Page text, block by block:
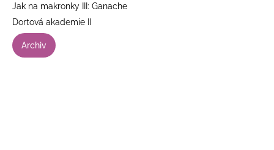
Jak na makronky III: Ganache
Dortová akademie II
Archiv